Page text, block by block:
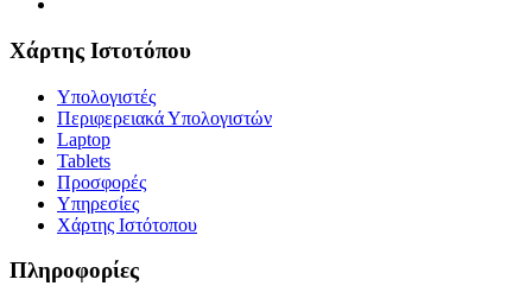
Χάρτης Ιστοτόπου
Υπολογιστές
Περιφερειακά Υπολογιστών
Laptop
Tablets
Προσφορές
Υπηρεσίες
Χάρτης Ιστότοπου
Πληροφορίες